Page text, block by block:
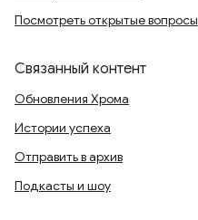
Посмотреть открытые вопросы
Связанный контент
Обновления Хрома
Истории успеха
Отправить в архив
Подкасты и шоу